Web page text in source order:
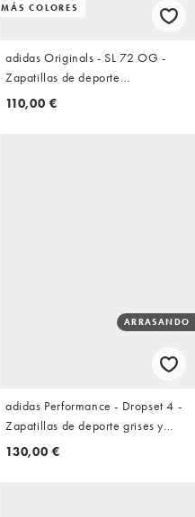
MÁS COLORES
adidas Originals - SL 72 OG -
Zapatillas de deporte
metalizados y verdes
110,00 €
ARRASANDO
adidas Performance - Dropset 4 -
Zapatillas de deporte grises y
negras
130,00 €